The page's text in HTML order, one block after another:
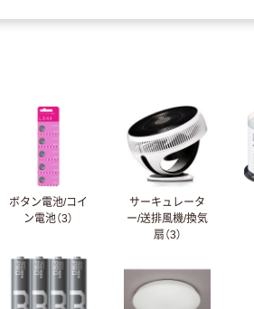
ボタン電池/コイ
ン電池（3）
サーキュレータ
ー/送排風機/換気
扇（3）